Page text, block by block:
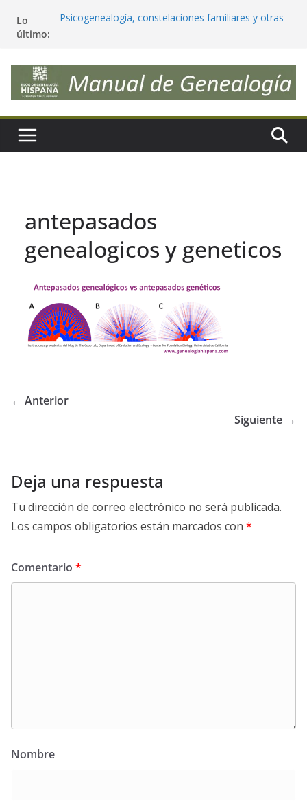
Lo
último:
Psicogenealogía, constelaciones familiares y otras
reflejen realmente nuestra genética?
Antepasados genéticos, trazables y significativos
Tendencias en Genealogía (julio 2026) ¿las sigues?
Estimaciones étnicas de ADN vs nuestra
genealogía, ¿sorpresas e incongruencias?
antepasados
genealogicos y geneticos
← Anterior
Siguiente →
Deja una respuesta
Tu dirección de correo electrónico no será publicada.
Los campos obligatorios están marcados con *
Comentario *
Nombre